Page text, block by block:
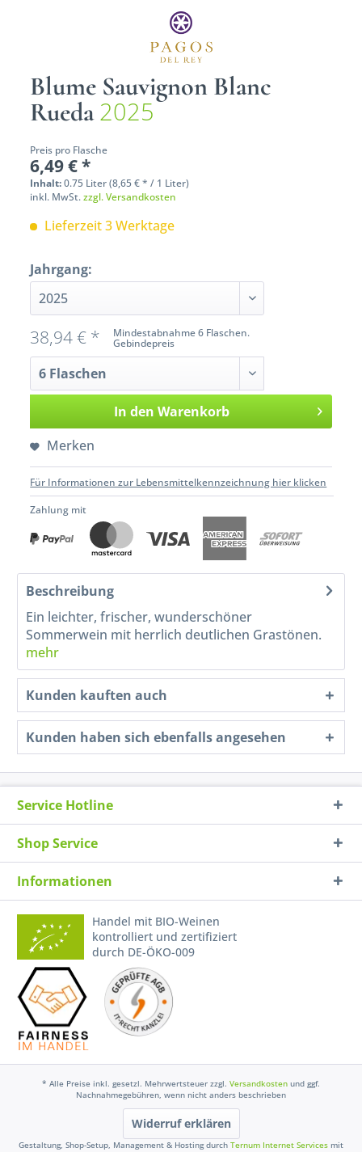
Blume Sauvignon Blanc
Rueda2025
Preis pro Flasche
6,49 € *
Inhalt:0.75 Liter (8,65 € * / 1 Liter)
inkl. MwSt.zzgl. Versandkosten
Lieferzeit 3 Werktage
Jahrgang:
Mindestabnahme 6 Flaschen.
Gebindepreis
38,94 € *
In den Warenkorb
Merken
Für Informationen zur Lebensmittelkennzeichnung hier klicken
Zahlung mit
Beschreibung
Ein leichter, frischer, wunderschöner
Sommerwein mit herrlich deutlichen Grastönen.
mehr
Kunden kauften auch
Kunden haben sich ebenfalls angesehen
Service Hotline
Shop Service
Informationen
Handel mit BIO-Weinen
kontrolliert und zertifiziert
durch DE-ÖKO-009
* Alle Preise inkl. gesetzl. Mehrwertsteuer zzgl. Versandkosten und ggf.
Nachnahmegebühren, wenn nicht anders beschrieben
Widerruf erklären
Gestaltung, Shop-Setup, Management & Hosting durch Ternum Internet Services mit